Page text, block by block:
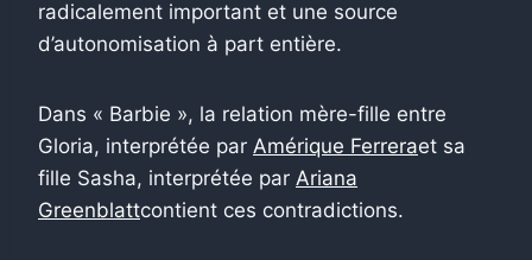
radicalement important et une source
d’autonomisation à part entière.
Dans « Barbie », la relation mère-fille entre
Gloria, interprétée par Amérique Ferreraet sa
fille Sasha, interprétée par Ariana
Greenblattcontient ces contradictions.